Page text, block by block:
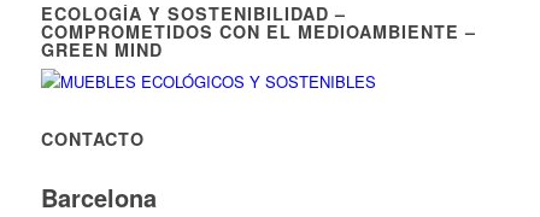
ECOLOGÍA Y SOSTENIBILIDAD –
COMPROMETIDOS CON EL MEDIOAMBIENTE –
GREEN MIND
CONTACTO
Barcelona